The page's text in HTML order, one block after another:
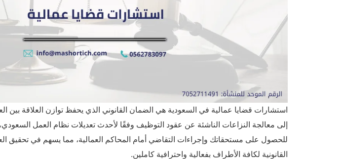
استشارات قضايا عمالية في السعودية هي الضمان القانوني الذي يحفظ توازن العلاقة
إلى معالجة النزاعات الناشئة عن عقود التوظيف وفقًا لأحدث تعديلات نظام العمل
للحصول على مستحقاتك وإجراءات التقاضي أمام المحاكم العمالية، مما يسهم في تحقيق
القانونية لكافة الأطراف بفعالية واحترافية كاملين.